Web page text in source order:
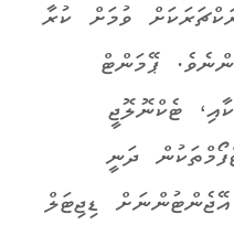
ވުމަށް ކުރާ
ޕޭމަންޓް
ޓެކްނޮލޮޖީ
ދަނީ
ޑިޖިޓަލް